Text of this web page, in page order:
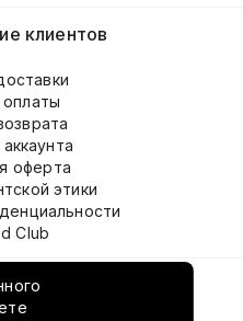
клиентов
оплаты
оферта
этики
Club